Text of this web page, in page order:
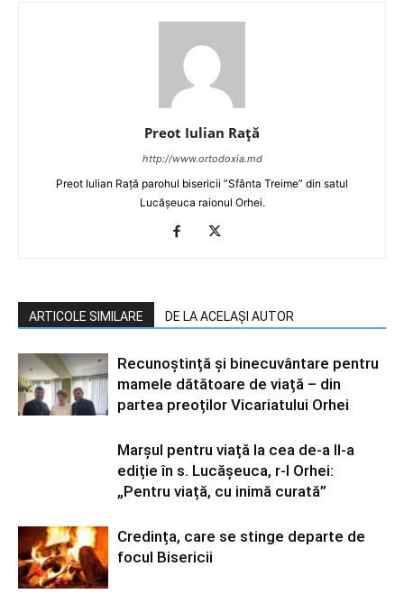
Preot Iulian Raţă
http://www.ortodoxia.md
Preot Iulian Rață parohul bisericii ”Sfânta Treime” din satul
Lucășeuca raionul Orhei.
ARTICOLE SIMILARE DE LA ACELAȘI AUTOR
Recunoștință și binecuvântare pentru
mamele dătătoare de viață – din
partea preoților Vicariatului Orhei
Marșul pentru viață la cea de-a II-a
ediție în s. Lucășeuca, r-l Orhei:
„Pentru viață, cu inimă curată”
Credința, care se stinge departe de
focul Bisericii